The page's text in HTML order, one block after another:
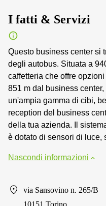
I fatti & Servizi
Questo business center si
degli autobus. Situata a
caffetteria che offre
851 m dal business
un'ampia gamma di cibi,
reception del business
della tua azienda. Il
è dotato di sensori di luce,
Nascondi informazioni
via Sansovino n. 265/B
10151 Torino